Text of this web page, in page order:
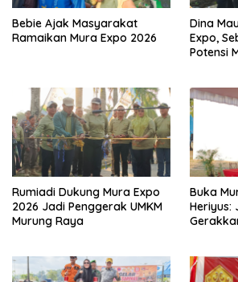
Bebie Ajak Masyarakat
Ramaikan Mura Expo 2026
Dina
Expo,
Potensi
Rumiadi Dukung Mura Expo
2026 Jadi Penggerak UMKM
Murung Raya
Buka
Heriyus: